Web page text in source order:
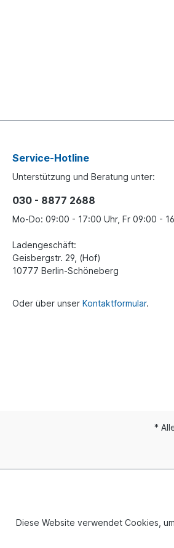
Service-Hotline
Unterstützung und Beratung unter:
030 - 8877 2688
Mo-Do: 09:00 - 17:00 Uhr, Fr 09:00 -
Ladengeschäft:
Geisbergstr. 29, (Hof)
10777 Berlin-Schöneberg
Oder über unser Kontaktformular.
*
Diese Website verwendet Cookies,